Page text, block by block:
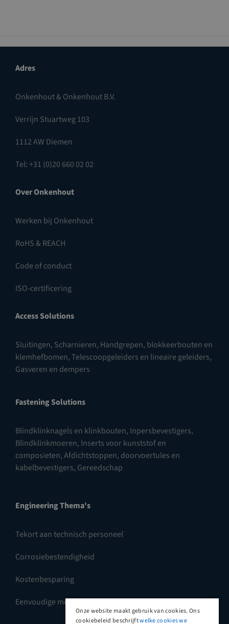
Adres
Onkenhout & Onkenhout B.V.
Verrijn Stuartweg 103
1112 AW Diemen
Tel: +31 (0)20 660 02 02
Over Onkenhout
Werken bij Onkenhout
RoHS & REACH
Code of conduct
ISO-certificering
Access Solutions
Sluitingen, Scharnieren, Handgrepen, blokkeerbouten en
klemhefbomen,Telescoopgeleiders en lineaire geleiders,
Gasveren en dempers
Fastening Solutions
Blindklinknagels en klinkbouten, Inpersbevestigers,
Blindklinkmoeren, Inserts voor kunststof en
composieten,Afdichtstoppen, doorvoertules en
kabelbevestigers, Gereedschap
Engineering Thema's
Tekort aan technisch personeel
Corrosiebestendigheid
Kostenbesparing
Eenvoudige montage
Onze website maakt gebruik van cookies. Ons
cookiebeleid beschrijftwelke cookies we